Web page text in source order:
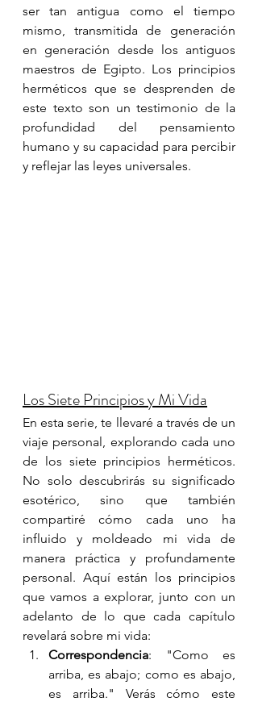
ser tan antigua como el tiempo
mismo, transmitida de generación
en generación desde los antiguos
maestros de Egipto. Los principios
herméticos que se desprenden de
este texto son un testimonio de la
profundidad del pensamiento
humano y su capacidad para percibir
y reflejar las leyes universales.
Los Siete Principios y Mi Vida
En esta serie, te llevaré a través de un
viaje personal, explorando cada uno
de los siete principios herméticos.
No solo descubrirás su significado
esotérico, sino que también
compartiré cómo cada uno ha
influido y moldeado mi vida de
manera práctica y profundamente
personal. Aquí están los principios
que vamos a explorar, junto con un
adelanto de lo que cada capítulo
revelará sobre mi vida:
Correspondencia: "Como es
arriba, es abajo; como es abajo,
es arriba." Verás cómo este